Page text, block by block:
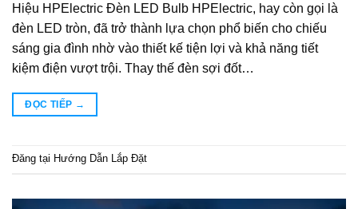
Hiệu HPElectric Đèn LED Bulb HPElectric, hay còn gọi là
đèn LED tròn, đã trở thành lựa chọn phổ biến cho chiếu
sáng gia đình nhờ vào thiết kế tiện lợi và khả năng tiết
kiệm điện vượt trội. Thay thế đèn sợi đốt…
ĐỌC TIẾP →
Đăng tại Hướng Dẫn Lắp Đặt